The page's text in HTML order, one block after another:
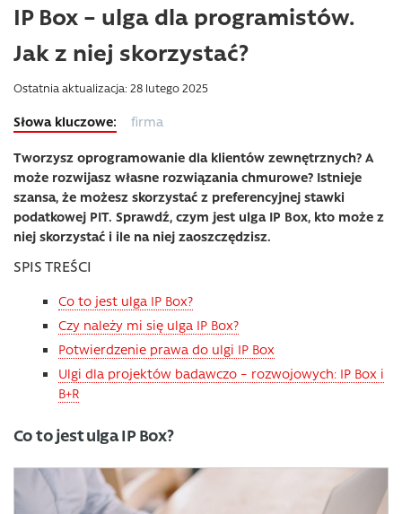
IP Box – ulga dla programistów.
Jak z niej skorzystać?
Ostatnia aktualizacja: 28 lutego 2025
firma
Tworzysz oprogramowanie dla klientów zewnętrznych? A
może rozwijasz własne rozwiązania chmurowe? Istnieje
szansa, że możesz skorzystać z preferencyjnej stawki
podatkowej PIT. Sprawdź, czym jest ulga IP Box, kto może z
niej skorzystać i ile na niej zaoszczędzisz.
SPIS TREŚCI
Co to jest ulga IP Box?
Czy należy mi się ulga IP Box?
Potwierdzenie prawa do ulgi IP Box
Ulgi dla projektów badawczo – rozwojowych: IP Box i
B+R
Co to jest ulga IP Box?